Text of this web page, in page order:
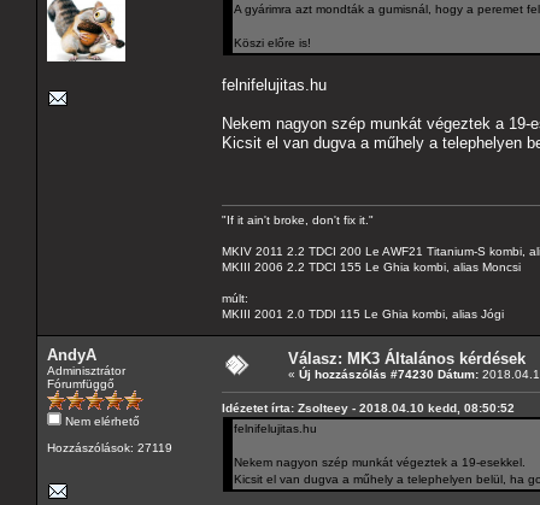
A gyárimra azt mondták a gumisnál, hogy a peremet
Köszi előre is!
felnifelujitas.hu
Nekem nagyon szép munkát végeztek a 19-
Kicsit el van dugva a műhely a telephelyen
"If it ain't broke, don't fix it."
MKIV 2011 2.2 TDCI 200 Le AWF21 Titanium-S kombi,
MKIII 2006 2.2 TDCI 155 Le Ghia kombi, alias Moncsi
múlt:
MKIII 2001 2.0 TDDI 115 Le Ghia kombi, alias Jógi
AndyA
Adminisztrátor
Fórumfüggő
Nem elérhető
Hozzászólások: 27119
Válasz: MK3 Általános kérdések
« Új hozzászólás #74230 Dátum:
Idézetet írta: Zsolteey - 2018.04.10 kedd, 08:50:52
felnifelujitas.hu
Nekem nagyon szép munkát végeztek a 19-esekkel.
Kicsit el van dugva a műhely a telephelyen belül, ha